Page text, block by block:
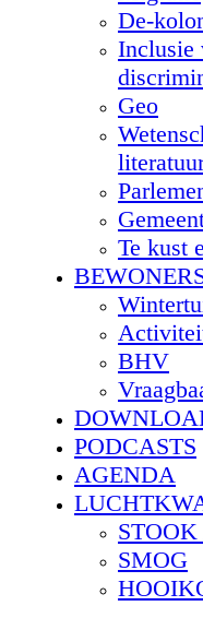
De-
Inclusie
Geo
Te kust
BHV
PODCASTS
AGENDA
SMOG